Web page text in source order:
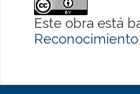
Este obra está